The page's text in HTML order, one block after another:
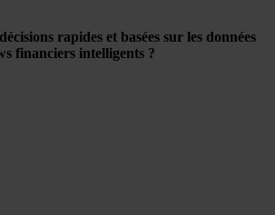
rapides et basées sur les données
financiers intelligents ?